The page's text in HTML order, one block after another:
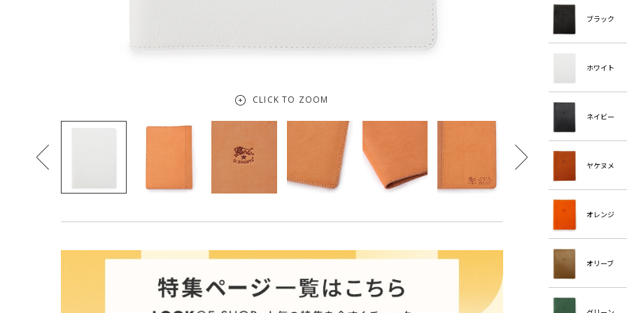
CLICK TO ZOOM
ブラック
ホワイト
ネイビー
ヤケヌメ
オレンジ
オリーブ